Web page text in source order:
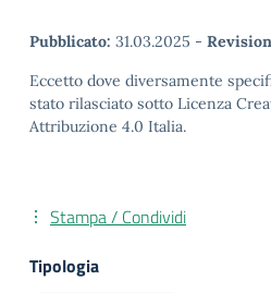
Pubblicato: 31.03.2025 -
Eccetto dove diversamente
stato rilasciato sotto Licenza
Attribuzione 4.0 Italia.
Stampa / Condividi
Tipologia